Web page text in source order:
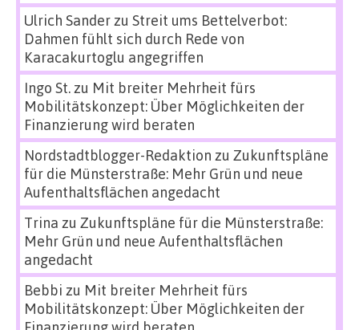
Ulrich Sanderzu Streit ums Bettelverbot:
Dahmen fühlt sich durch Rede von
Karacakurtoglu angegriffen
Ingo St.zu Mit breiter Mehrheit fürs
Mobilitätskonzept: Über Möglichkeiten der
Finanzierung wird beraten
Nordstadtblogger-Redaktion zu Zukunftspläne
für die Münsterstraße: Mehr Grün und neue
Aufenthaltsflächen angedacht
Trina zu Zukunftspläne für die Münsterstraße:
Mehr Grün und neue Aufenthaltsflächen
angedacht
Bebbi zu Mit breiter Mehrheit fürs
Mobilitätskonzept: Über Möglichkeiten der